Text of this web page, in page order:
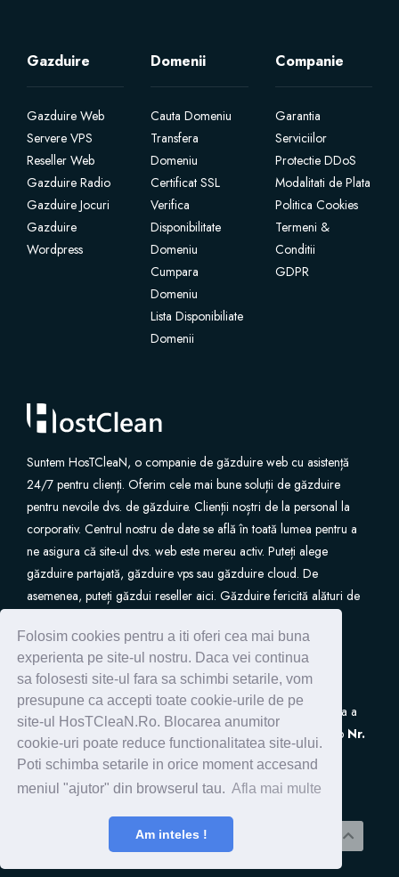
Folosim cookies pentru a iti oferi cea mai buna
experienta pe site-ul nostru. Daca vei continua
sa folosesti site-ul fara sa schimbi setarile, vom
presupune ca accepti toate cookie-urile de pe
site-ul HosTCleaN.Ro. Blocarea anumitor
cookie-uri poate reduce functionalitatea site-ului.
Poti schimba setarile in orice moment accesand
meniul "ajutor" din browserul tau. Afla mai multe
Am inteles !
Aplicatii Mobil
SSL Certificates
وب سایت ساز
خدمات پست الکترونیکی
VPN
SEO ابزار
Site Builder
XOVI NOW
VPN
ثبت دامنه جدید
انتقال دامنه به ما
Gazduire
Gazduire Web
Servere VPS
Reseller Web
Gazduire Radio
Gazduire Jocuri
Gazduire
Wordpress
Domenii
Cauta Domeniu
Transfera
Domeniu
Certificat SSL
Verifica
Disponibilitate
Domeniu
Cumpara
Domeniu
Lista Disponibiliate
Domenii
Companie
Garantia
Serviciilor
Protectie DDoS
Modalitati de Plata
Politica Cookies
Termeni &
Conditii
GDPR
Suntem HosTCleaN, o companie de găzduire web cu asistență
24/7 pentru clienți. Oferim cele mai bune soluții de găzduire
pentru nevoile dvs. de găzduire. Clienții noștri de la personal la
corporativ. Centrul nostru de date se află în toată lumea pentru a
ne asigura că site-ul dvs. web este mereu activ. Puteți alege
găzduire partajată, găzduire vps sau găzduire cloud. De
asemenea, puteți găzdui reseller aici. Găzduire fericită alături de
S.C. HostClean S.R.L
este inscrisa in Registrul de Evidenta a
Prelucrarilor de Date cu Caracter Personal (ANSPDCP) sub Nr.
0005266
Profesionale !. محفوط می باشد.